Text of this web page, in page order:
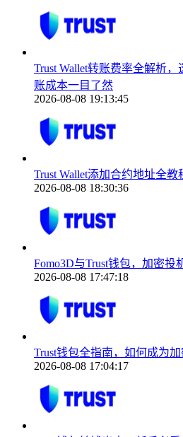
Trust Wallet转账费率全解析
账成本一目了然
2026-08-08 19:13:45
Trust Wallet添加合约地址全
2026-08-08 18:30:36
Fomo3D与Trust钱包，加密投
2026-08-08 17:47:18
Trust钱包全指南，如何成为
2026-08-08 17:04:17